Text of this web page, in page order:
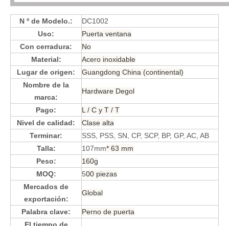
N º de Modelo.:
DC1002
Uso:
Puerta ventana
Con cerradura:
No
Material:
Acero inoxidable
Lugar de origen:
Guangdong China (continental)
Nombre de la
marca:
Hardware Degol
Pago:
L / C y T / T
Nivel de calidad:
Clase alta
Terminar:
SSS, PSS, SN, CP, SCP, BP, GP, AC, AB
Talla:
107mm* 63 mm
Peso:
160g
MOQ:
500 piezas
Mercados de
exportación:
Global
Palabra clave:
Perno de puerta
El tiempo de